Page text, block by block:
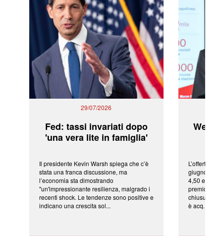
29/07/2026
Fed: tassi invariati dopo
'una vera lite in famiglia'
Il presidente Kevin Warsh spiega che c’è
stata una franca discussione, ma
l’economia sta dimostrando
"un'impressionante resilienza, malgrado i
recenti shock. Le tendenze sono positive e
indicano una crescita sol...
L’offerta
giugno da
4,50 euro
premio di
chiusura
è acq...